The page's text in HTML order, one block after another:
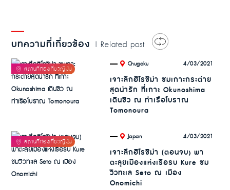
บทความที่เกี่ยวข้อง | Related post
. Chugoku 4/03/2021
เจาะลึกฮิโรชิม่า ชมเกาะกระต่าย
สุดน่ารัก ที่เกาะ Okunoshima
เดินชิว ณ ท่าเรือโบราณ
Tomonoura
. Japan 4/03/2021
เจาะลึกฮิโรชิม่า (ตอนจบ) พา
ตะลุยเมืองแห่งเรือรบ Kure ชม
วิวทะเล Seto ณ เมือง
Onomichi